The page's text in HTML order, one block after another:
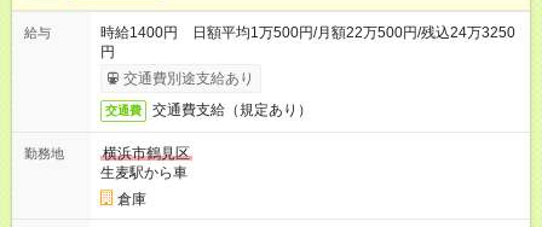
給与
時給1400円 日額平均1万500円/月額22万500円/残込24万3250
円
交通費別途支給あり
交通費 交通費支給（規定あり）
勤務地
横浜市鶴見区
生麦駅から車
倉庫